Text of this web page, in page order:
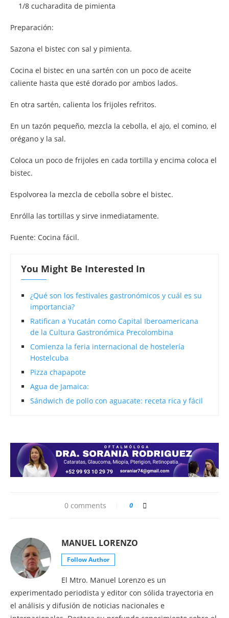
1/8 cucharadita de pimienta
Preparación:
Sazona el bistec con sal y pimienta.
Cocina el bistec en una sartén con un poco de aceite
caliente hasta que esté dorado por ambos lados.
En otra sartén, calienta los frijoles refritos.
En un tazón pequeño, mezcla la cebolla, el ajo, el comino, el
orégano y la sal.
Coloca un poco de frijoles en cada tortilla y encima coloca el
bistec.
Espolvorea la mezcla de cebolla sobre el bistec.
Enrólla las tortillas y sirve inmediatamente.
Fuente: Cocina fácil.
You Might Be Interested In
¿Qué son los festivales gastronómicos y cuál es su
importancia?
Ratifican a Yucatán como Capital Iberoamericana
de la Cultura Gastronómica Precolombina
Comienza la feria internacional de hostelería
Hostelcuba
Pizza chapapote
Agua de Jamaica:
Sándwich de pollo con aguacate: receta rica y fácil
0 comments 0
MANUEL LORENZO
Follow Author
El Mtro. Manuel Lorenzo es un
experimentado periodista y editor con sólida trayectoria en
el análisis y difusión de noticias nacionales e